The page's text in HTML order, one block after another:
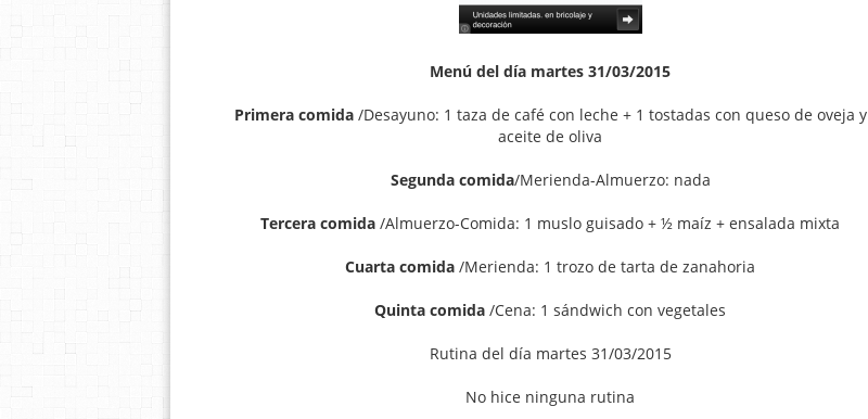
Menú del día martes 31/03/2015
Primera comida/Desayuno: 1 taza de café con leche + 1 tostadas con queso de oveja y
aceite de oliva
Segunda comida/Merienda-Almuerzo: nada
Tercera comida /Almuerzo-Comida: 1 muslo guisado + ½ maíz + ensalada mixta
Cuarta comida /Merienda: 1 trozo de tarta de zanahoria
Quinta comida /Cena: 1 sándwich con vegetales
Rutina del día martes 31/03/2015
No hice ninguna rutina